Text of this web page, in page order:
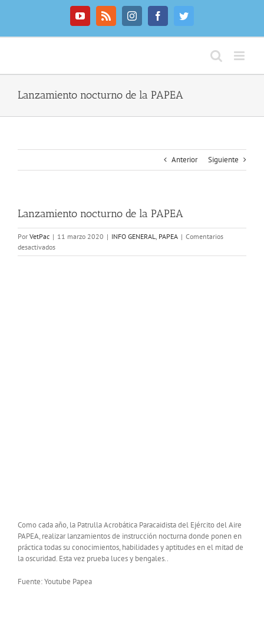
YouTubeRss InstagramFacebookTwitter
Lanzamiento nocturno de la PAPEA
Anterior Siguiente
Lanzamiento nocturno de la PAPEA
Por VetPac | 11 marzo 2020 | INFO GENERAL, PAPEA | Comentarios
desactivadosen
Lanzamiento
Como cada año, la Patrulla Acrobática Paracaidista del Ejército del Aire
PAPEA, realizar lanzamientos de instrucción nocturna donde ponen en
práctica todas su conocimientos, habilidades y aptitudes en el mitad de
la oscuridad. Esta vez prueba luces y bengales..
Fuente: Youtube Papea